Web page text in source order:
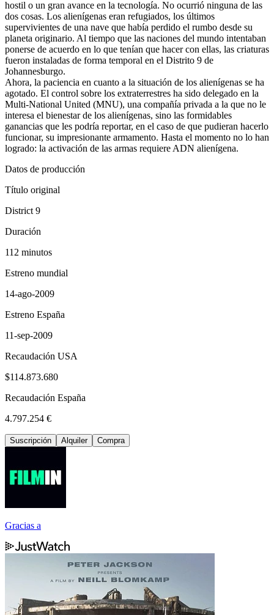
hostil o un gran avance en la tecnología. No ocurrió ninguna de las
dos cosas. Los alienígenas eran refugiados, los últimos
supervivientes de una nave que había perdido el rumbo desde su
planeta originario. Al tiempo que las naciones del mundo intentaban
ponerse de acuerdo en lo que tenían que hacer con ellas, las criaturas
fueron instaladas de forma temporal en el Distrito 9 de
Johannesburgo.
Ahora, la paciencia en cuanto a la situación de los alienígenas se ha
agotado. El control sobre los extraterrestres ha sido delegado en la
Multi-National United (MNU), una compañía privada a la que no le
interesa el bienestar de los alienígenas, sino las formidables
ganancias que les podría reportar, en el caso de que pudieran hacerlo
funcionar, su impresionante armamento. Hasta el momento no lo han
logrado: la activación de las armas requiere ADN alienígena.
Datos de producción
Título original
District 9
Duración
112 minutos
Estreno mundial
14-ago-2009
Estreno España
11-sep-2009
Recaudación USA
$114.873.680
Recaudación España
4.797.254 €
Suscripción Alquiler Compra
Gracias a